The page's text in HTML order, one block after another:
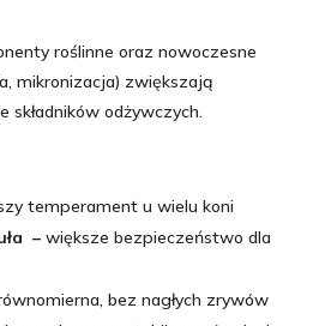
roślinne oraz nowoczesne
mikronizacja) zwiększają
odżywczych.
temperament u wielu koni
–większe bezpieczeństwo dla
bez nagłych zrywów